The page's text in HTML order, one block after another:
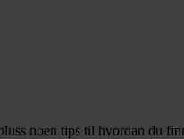
noen tips til hvordan du